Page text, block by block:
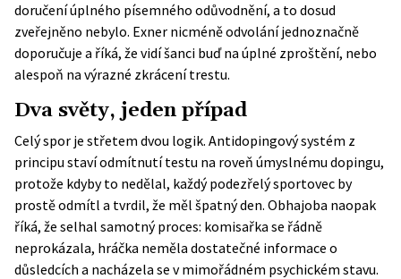
doručení úplného písemného odůvodnění, a to dosud
zveřejněno nebylo. Exner nicméně odvolání jednoznačně
doporučuje a říká, že vidí šanci buď na úplné zproštění, nebo
alespoň na výrazné zkrácení trestu.
Dva světy, jeden případ
Celý spor je střetem dvou logik. Antidopingový systém z
principu staví odmítnutí testu na roveň úmyslnému dopingu,
protože kdyby to nedělal, každý podezřelý sportovec by
prostě odmítl a tvrdil, že měl špatný den. Obhajoba naopak
říká, že selhal samotný proces: komisařka se řádně
neprokázala, hráčka neměla dostatečné informace o
důsledcích a nacházela se v mimořádném psychickém stavu.